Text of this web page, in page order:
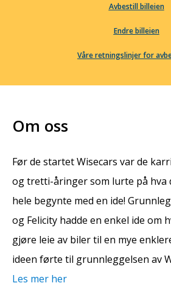
Avbestill billeien
Endre billeien
Våre retningslinjer for
Om oss
Før de startet Wisecars var de
og tretti-åringer som lurte på hva
hele begynte med en ide!
og Felicity hadde en enkel ide om
gjøre leie av biler til en mye
ideen førte til grunnleggelsen av
Les mer her